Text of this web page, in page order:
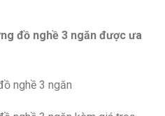
đồ nghề 3 ngăn được ưa
nghề 3 ngăn